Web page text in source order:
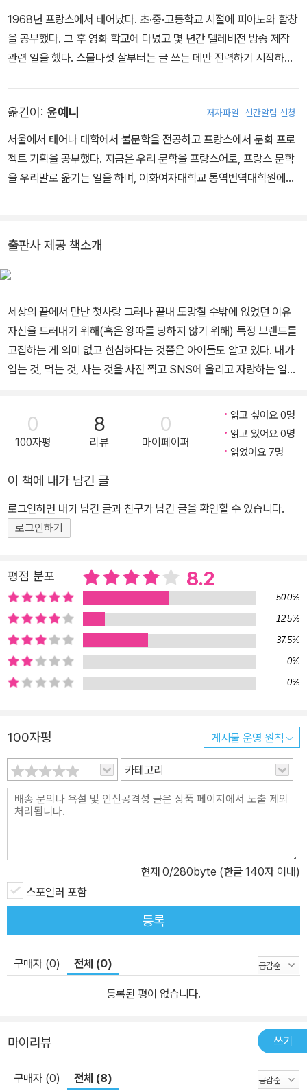
1968년 프랑스에서 태어났다. 초·중·고등학교 시절에 피아노와 합창
을 공부했다. 그 후 영화 학교에 다녔고 몇 년간 텔레비전 방송 제작
관련 일을 했다. 스물다섯 살부터는 글 쓰는 데만 전력하기 시작하여,
등이 있다.
옮긴이: 윤예니 저자파일 신간알림 신청
서울에서 태어나 대학에서 불문학을 전공하고 프랑스에서 문화 프로
젝트 기획을 공부했다. 지금은 우리 문학을 프랑스어로, 프랑스 문학
을 우리말로 옮기는 일을 하며, 이화여자대학교 통역번역대학원에서
출판사 제공 책소개
세상의 끝에서 만난 첫사랑 그러나 끝내 도망칠 수밖에 없었던 이유
자신을 드러내기 위해(혹은 왕따를 당하지 않기 위해) 특정 브랜드를
고집하는 게 의미 없고 한심하다는 것쯤은 아이들도 알고 있다. 내가
입는 것, 먹는 것, 사는 것을 사진 찍고 SNS에 올리고 자랑하는 일이
으로 자신을 증명할 수 있을까? 대부분의 청소년들은 근거 없는 자신
감과 시시때때로 마음을 좀먹는 열패감 사이에서 오락가락하는데, 문
제는 청소년들이 자신감을 드러내거나 열등감을 극복하기 위해 동원
등이 될 수는 없는 일이고, 외모란 언제나 불만족스럽기만 하다. 정신
적 자유라거나 인문학적 사유 같은 건…… 당연히 씨알도 안 먹힐 소
리다. 그래서 찾은 대안, 혹은 유일한 방법이 바로 소비다. 바야흐로
소비문화를 빼놓고는 십대 문화를 이야기하기조차 어려운 시대다. 이
로는 보기 드물게 소비주의에 대한 묵직한 문제의식을 보여주고 있
다. 프롤로그에 해당하는 첫 번째 장에서 주인공 위고는 아빠와 의견
충돌을 빚고 “앞으로 뭘 하고 싶냐?”는 아빠의 질문에 대한 대답을
찾기 위해 지난 다섯 해를 회상한다. 엄마 아빠의 직장 때문에 프랑스
본토를 떠나 아프리카의 섬나라 마요트에서 살게 된 위고. 프랑스령
마요트는 원주민인 마오레족이 살고 있고, 여러 모로 낙후된 곳이라
덧 3년의 시간이 흐르고 중학교 2학년에 올라간 위고는 마오레족 소
나눈 나머지 자이나바가 임신을 하고, 상황에 몰린 위고는 모든 일의
뒷수습을 어른들에게 맡겨놓고 허둥지둥 마요트를 떠나게 된다. 위고
도 자신이 비겁하고 부끄러운 행동을 하고 있다는 사실을 잘 알고 있
충분히 동화되지 못했기 때문이다. 위고는 그저 나약하고 미숙한 백
인 소년에 불과했던 것이다. 프랑스행 비행기 안에서 수치심에 휩싸
여 눈물을 흘리는 것 말고 위고가 할 수 있는 일은 아무것도 없어 보인
두 부분으로 나뉘어 있는데 마요트에서의 삶을 다룬 1부와 다시 프랑
야기처럼 보일 지경이다. 하지만 부 제목에서 알 수 있듯이 마요트와
통스러운 성장기를 보내고 있는 위고에게는 더더욱 그렇다. 게다가
는 그대로 이해할 수 있는 것이다. 프랑스로 돌아온 위고는 죄책감과
0
100자평
8
리뷰
0
마이페이퍼
읽고 싶어요 0명
읽고 있어요 0명
읽었어요 7명
이 책에 내가 남긴 글
로그인하면 내가 남긴 글과 친구가 남긴 글을 확인할 수 있습니다.
로그인하기
평점 분포 8.2
50.0%
12.5%
37.5%
0%
0%
100자평 게시물 운영 원칙
카테고리
현재 0/280byte (한글 140자 이내)
스포일러 포함
등록
구매자 (0) 전체 (0)
등록된 평이 없습니다.
마이리뷰 쓰기
구매자 (0) 전체 (8)